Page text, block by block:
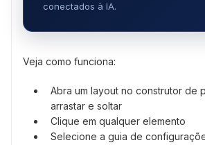
conectados à IA.
Veja como funciona:
Abra um layout no construtor de
arrastar e soltar
Clique em qualquer elemento
Selecione a guia de